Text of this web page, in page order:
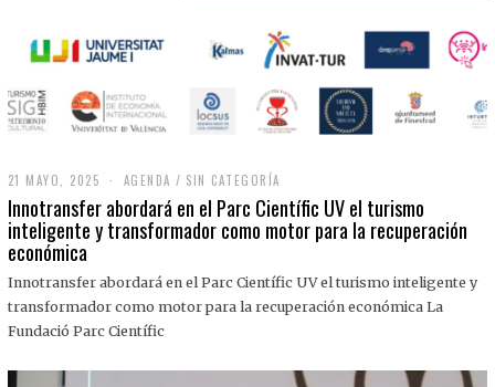
21 MAYO, 2025
M
A
Y
,
0
2
AGENDA / SIN CATEGORÍA
Innotransfer abordará en el Parc Científic UV el turismo
inteligente y transformador como motor para la recuperación
económica
Innotransfer abordará en el Parc Científic UV el turismo inteligente y
transformador como motor para la recuperación económica La
Fundació Parc Científic